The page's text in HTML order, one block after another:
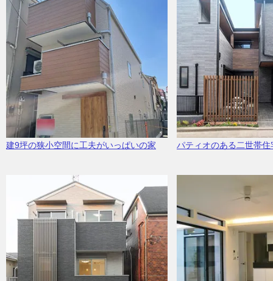
建9坪の狭小空間に工夫がいっぱいの家 パティオのある二世帯住